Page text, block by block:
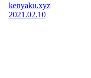
kenyaku.xyz
2021.02.10